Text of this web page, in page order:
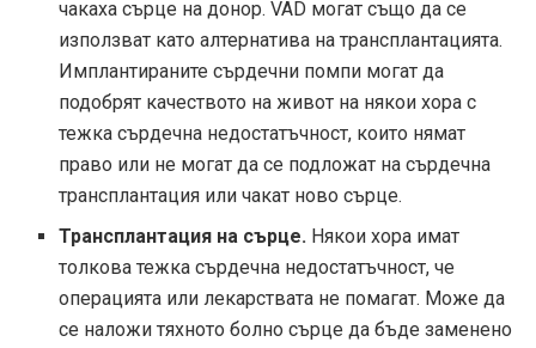
чакаха сърце на донор. VAD могат също да се
използват като алтернатива на трансплантацията.
Имплантираните сърдечни помпи могат да
подобрят качеството на живот на някои хора с
тежка сърдечна недостатъчност, които нямат
право или не могат да се подложат на сърдечна
трансплантация или чакат ново сърце.
Трансплантация на сърце. Някои хора имат
толкова тежка сърдечна недостатъчност, че
операцията или лекарствата не помагат. Може да
се наложи тяхното болно сърце да бъде заменено